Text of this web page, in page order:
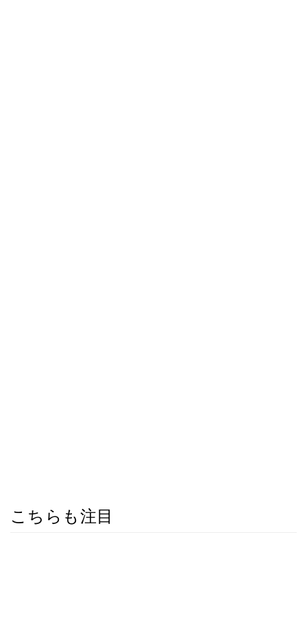
こちらも注目